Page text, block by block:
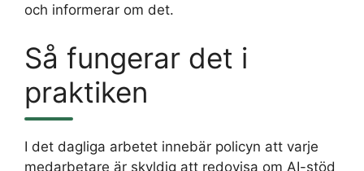
och informerar om det.
Så fungerar det i
praktiken
I det dagliga arbetet innebär policyn att varje
medarbetare är skyldig att redovisa om AI-stöd